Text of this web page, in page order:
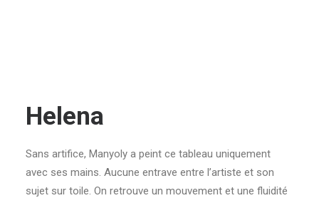
Helena
Sans artifice, Manyoly a peint ce tableau uniquement
avec ses mains. Aucune entrave entre l’artiste et son
sujet sur toile. On retrouve un mouvement et une fluidité